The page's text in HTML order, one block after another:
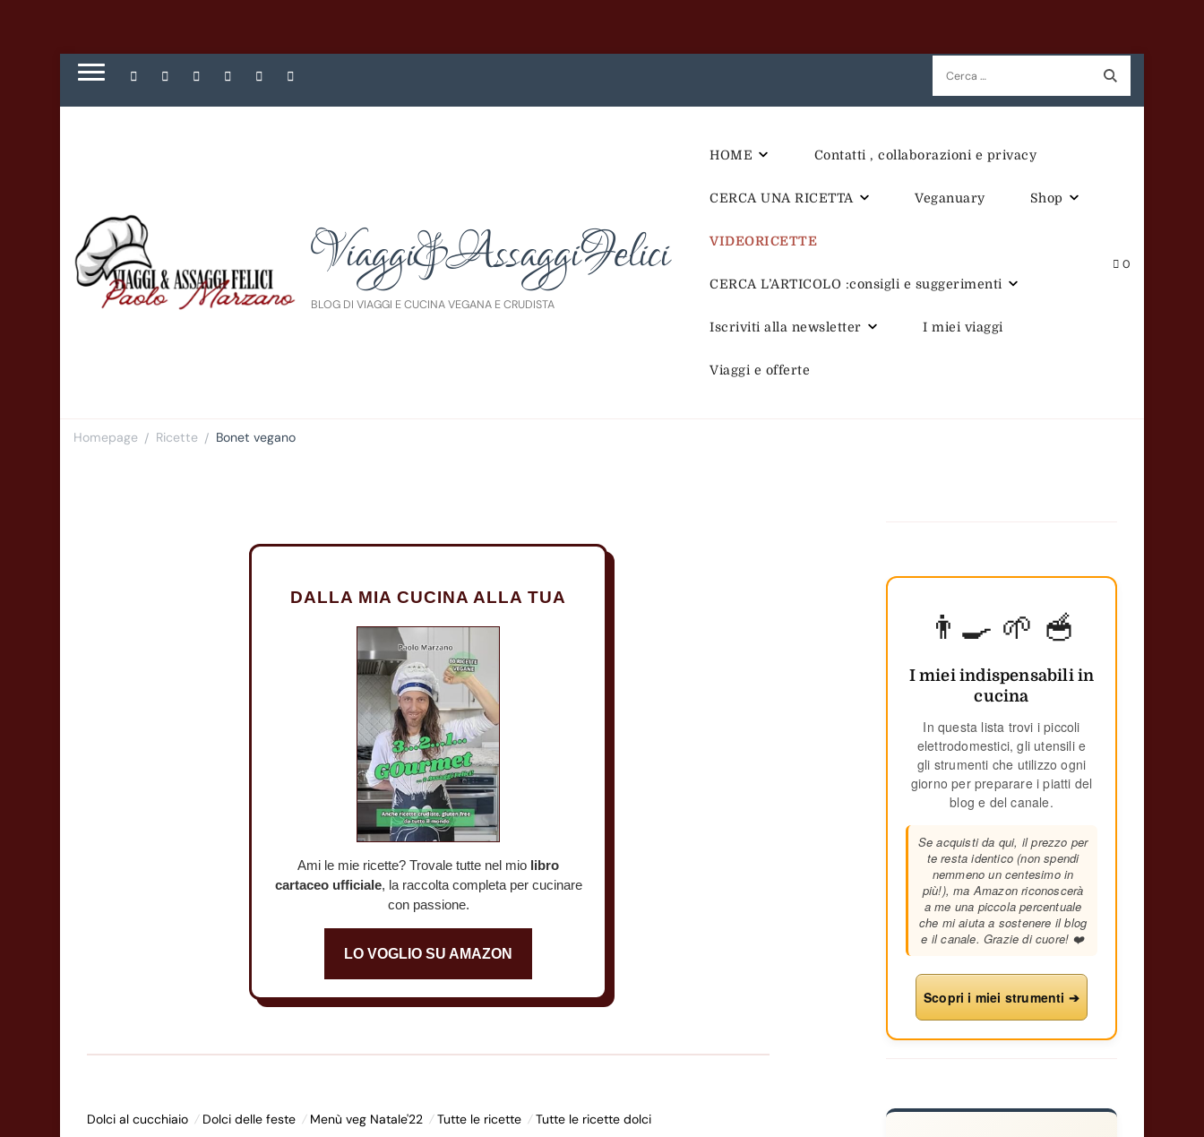
Ricerca
per:
Viaggi&AssaggiFelici
BLOG DI VIAGGI E CUCINA VEGANA E CRUDISTA
HOME Contatti , collaborazioni e privacy
CERCA UNA RICETTA Veganuary Shop
VIDEORICETTE
CERCA L’ARTICOLO :consigli e suggerimenti
Iscriviti alla newsletter I miei viaggi
Viaggi e offerte
0
Homepage / Ricette / Bonet vegano
DALLA MIA CUCINA ALLA TUA
Ami le mie ricette? Trovale tutte nel mio libro
cartaceo ufficiale, la raccolta completa per cucinare
con passione.
LO VOGLIO SU AMAZON
Dolci al cucchiaio Dolci delle feste Menù veg Natale'22 Tutte le ricette Tutte le ricette dolci
👨‍🍳 🌱 🥣
I miei indispensabili in
cucina
In questa lista trovi i piccoli
elettrodomestici, gli utensili e
gli strumenti che utilizzo ogni
giorno per preparare i piatti del
blog e del canale.
Se acquisti da qui, il prezzo per
te resta identico (non spendi
nemmeno un centesimo in
più!), ma Amazon riconoscerà
a me una piccola percentuale
che mi aiuta a sostenere il blog
e il canale. Grazie di cuore! ❤️
Scopri i miei strumenti ➔